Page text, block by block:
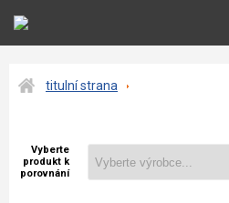
titulní strana
Vyberte
produkt k
porovnání